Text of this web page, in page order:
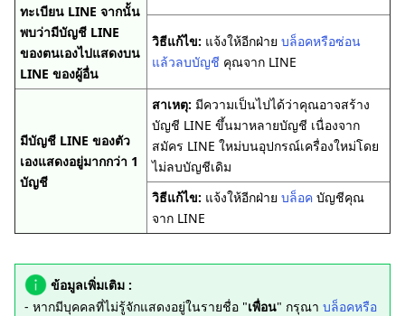
ทะเบียน LINE จากนั้น
พบว่ามีบัญชี LINE
ของตนเองไปแสดงบน
LINE ของผู้อื่น
วิธีแก้ไข: แจ้งให้อีกฝ่าย บล็อคหรือซ่อน
แล้วลบบัญชี คุณจาก LINE
มีบัญชี LINE ของตัว
เองแสดงอยู่มากกว่า 1
บัญชี
สาเหตุ: มีความเป็นไปได้ว่าคุณอาจสร้าง
บัญชี LINE ขึ้นมาหลายบัญชี เนื่องจาก
สมัคร LINE ใหม่บนอุปกรณ์เครื่องใหม่โดย
ไม่ลบบัญชีเดิม
วิธีแก้ไข: แจ้งให้อีกฝ่าย บล็อค บัญชีคุณ
จาก LINE
ข้อมูลเพิ่มเติม :
- หากมีบุคคลที่ไม่รู้จักแสดงอยู่ในรายชื่อ "เพื่อน" กรุณา บล็อคหรือ